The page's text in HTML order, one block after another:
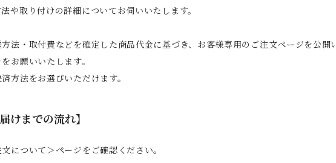
や取り付けの詳細についてお伺いいたします。
法・取付費などを確定した商品代金に基づき、お客様専用のご注文ページを公開
お願いいたします。
方法をお選びいただけます。
けまでの流れ】
について＞ページをご確認ください。